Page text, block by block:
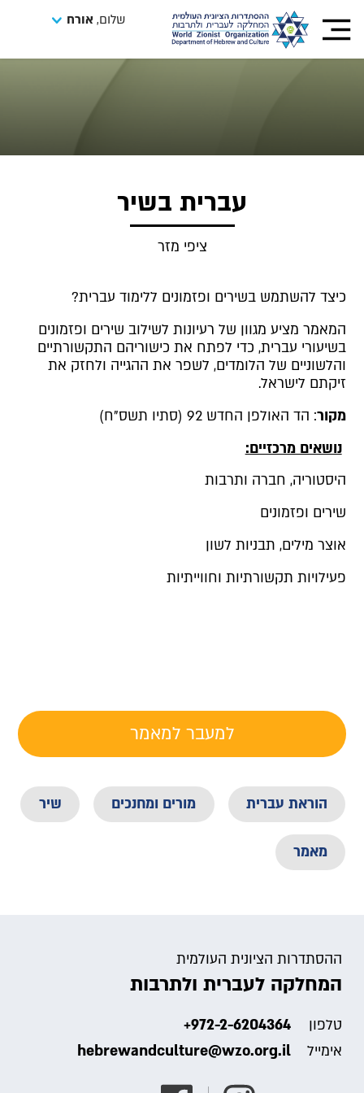
שלום, אורח
עברית בשיר
ציפי מזר
כיצד להשתמש בשירים ופזמונים ללימוד עברית?
המאמר מציע מגוון של רעיונות לשילוב שירים ופזמונים
בשיעורי עברית, כדי לפתח את כישוריהם התקשורתיים
והלשוניים של הלומדים, לשפר את ההגייה ולחזק את
זיקתם לישראל.
מקור: הד האולפן החדש 92 (סתיו תשס"ח)
נושאים מרכזיים:
היסטוריה, חברה ותרבות
שירים ופזמונים
אוצר מילים, תבניות לשון
פעילויות תקשורתיות וחווייתיות
למעבר למאמר
הוראת עברית מורים ומחנכים שיר
מאמר
ההסתדרות הציונית העולמית
המחלקה לעברית ולתרבות
טלפון +972-2-6204364
אימייל hebrewandculture@wzo.org.il